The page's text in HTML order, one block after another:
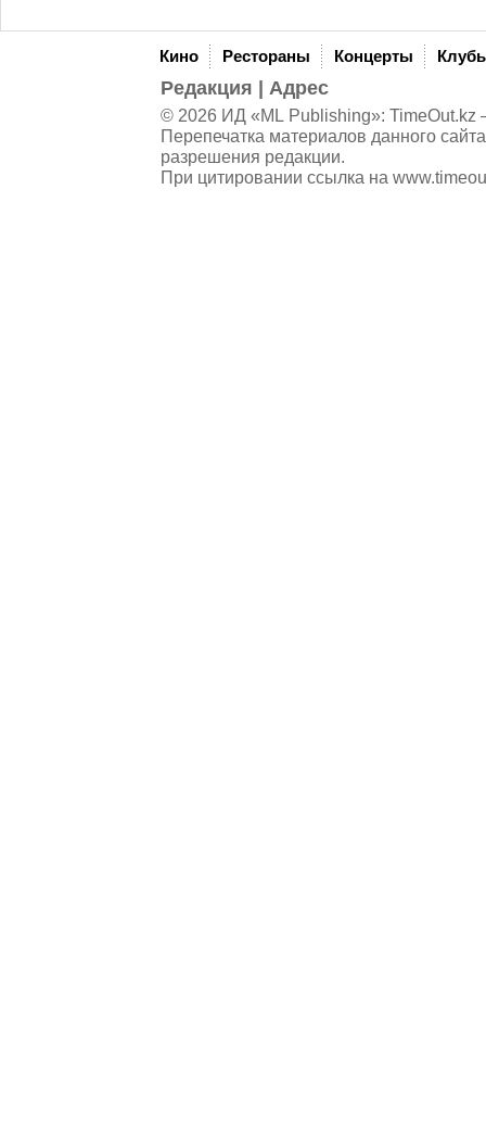
Кино Рестораны Концерты
Редакция Адрес
© 2026 ИД «ML Publishing»: TimeOut.kz
Перепечатка материалов данного
разрешения редакции.
При цитировании ссылка на